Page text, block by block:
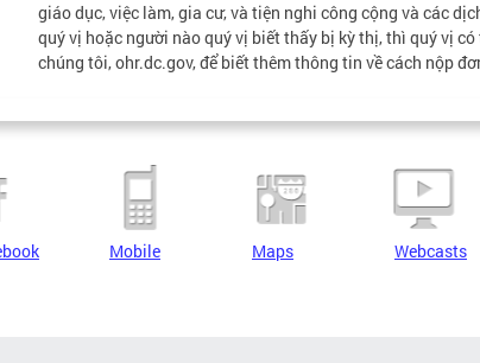
giáo dục, việc làm, gia cư, và tiện nghi công cộng và các
quý vị hoặc người nào quý vị biết thấy bị kỳ thị, thì quý vị
chúng tôi, ohr.dc.gov, để biết thêm thông tin về cách nộp
Mobile Maps Webcasts